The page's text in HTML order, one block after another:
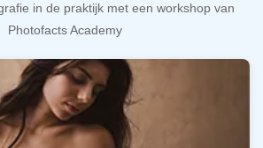
in de praktijk met een workshop van
Photofacts Academy